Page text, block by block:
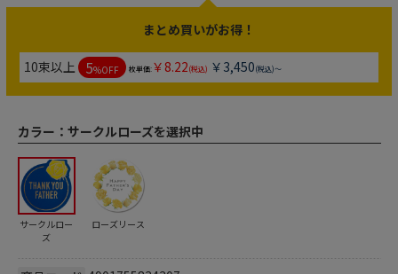
まとめ買いがお得！
10束以上 5%OFF 枚単価:￥8.22(税込) ￥3,450(税込)～
カラー： サークルローズを選択中
サークルロー
ズ
ローズリース